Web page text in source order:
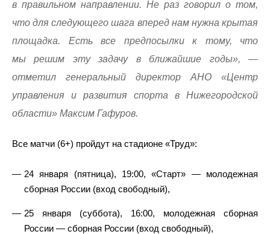
в правильном направлении. Не раз говорил о том,
что для следующего шага вперед нам нужна крытая
площадка. Есть все предпосылки к тому, что
мы решим эту задачу в ближайшие годы», —
отметил генеральный директор АНО «Центр
управления и развития спорта в Нижегородской
области» Максим Гафуров.
Все матчи (6+) пройдут на стадионе «Труд»:
24 января (пятница), 19:00, «Старт» — молодежная
сборная России (вход свободный),
25 января (суббота), 16:00, молодежная сборная
России — сборная России (вход свободный),